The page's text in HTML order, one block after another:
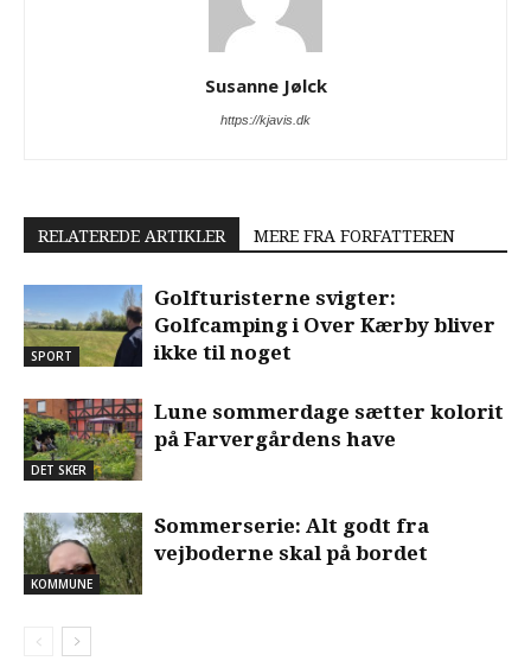
Susanne Jølck
https://kjavis.dk
RELATEREDE ARTIKLER MERE FRA FORFATTEREN
SPORT
Golfturisterne svigter:
Golfcamping i Over Kærby bliver
ikke til noget
DET SKER
Lune sommerdage sætter kolorit
på Farvergårdens have
KOMMUNE
Sommerserie: Alt godt fra
vejboderne skal på bordet